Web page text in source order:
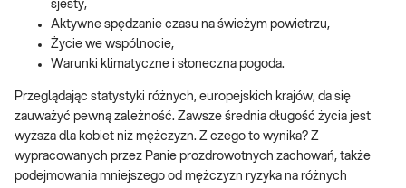
sjesty,
Aktywne spędzanie czasu na świeżym powietrzu,
Życie we wspólnocie,
Warunki klimatyczne i słoneczna pogoda.
Przeglądając statystyki różnych, europejskich krajów, da się
zauważyć pewną zależność. Zawsze średnia długość życia jest
wyższa dla kobiet niż mężczyzn. Z czego to wynika? Z
wypracowanych przez Panie prozdrowotnych zachowań, także
podejmowania mniejszego od mężczyzn ryzyka na różnych